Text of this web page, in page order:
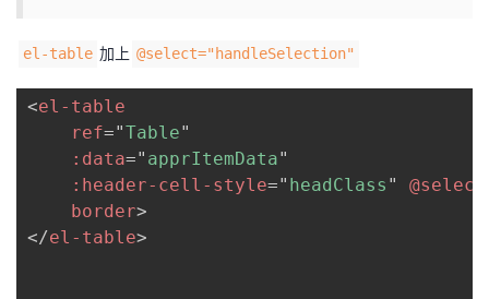
播
活
的
我
el-table 加上 @select="handleSelection"
<el-table
ref="Table"
:data=" apprItemData"
:header-cell-style=" headClass " @select
border>
</el-table>